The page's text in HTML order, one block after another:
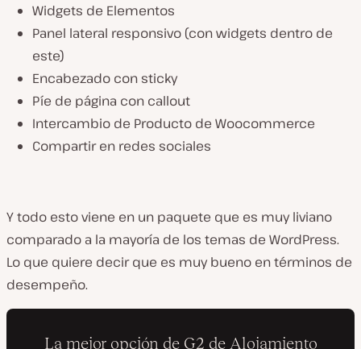
Widgets de Elementos
Panel lateral responsivo (con widgets dentro de
este)
Encabezado con sticky
Píe de página con callout
Intercambio de Producto de Woocommerce
Compartir en redes sociales
Y todo esto viene en un paquete que es muy liviano
comparado a la mayoría de los temas de WordPress.
Lo que quiere decir que es muy bueno en términos de
desempeño.